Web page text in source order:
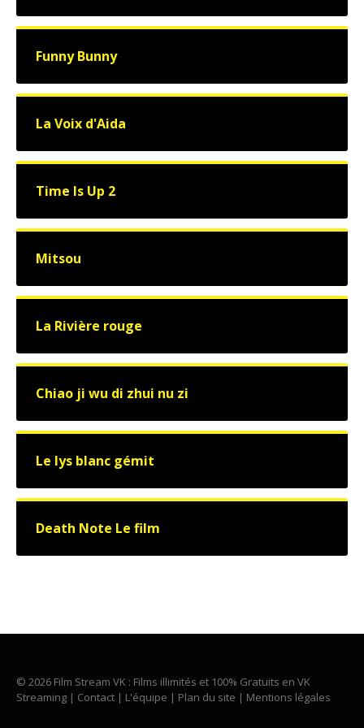
Funny Bunny
La Voix d'Aida
Time Is Up 2
Mitsou
La Rivière rouge
Chiao ji wu di zhui nu zi
Le lys blanc gémit
Death Note Le film
© 2026 Film Stream VK : Films illimités et 100% Gratuits en VK
Streaming | Contact | L'équipe | Plan du site | Mentions légales